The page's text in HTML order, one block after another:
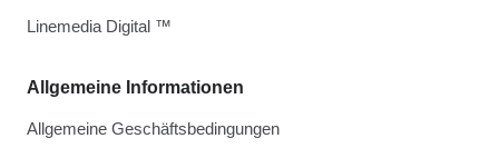
Allgemeine Informationen
Allgemeine Geschäftsbedingungen
Linemedia Digital ™